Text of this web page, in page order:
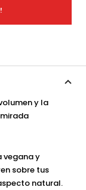
y la
vegana y
sobre tus
natural.